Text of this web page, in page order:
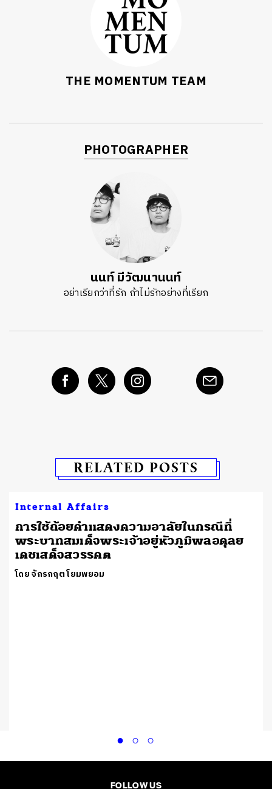
THE MOMENTUM TEAM
PHOTOGRAPHER
นนท์ มีวัฒนานนท์
อย่าเรียกว่าที่รัก ถ้าไม่รักอย่างที่เรียก
RELATED POSTS
Internal Affairs
การใช้ถ้อยคำแสดงความอาลัยในกรณีที่
พระบาทสมเด็จพระเจ้าอยู่หัวภูมิพลอดุลย
เดชเสด็จสวรรคต
โดย จักรกฤต โยมพยอม
FOLLOW US